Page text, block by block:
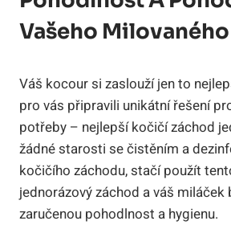
Vašeho
Váš kocour si zaslouží jen to
pro vás připravili unikátní řešení
potřeby – nejlepší kočičí záchod
žádné starosti se čistěním a
kočičího záchodu, stačí použít
jednorázový záchod a váš miláček
zaručenou pohodlnost a hygienu.